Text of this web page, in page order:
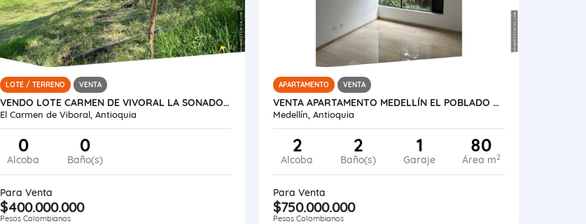
LOTE / TERRENO VENTA
VENDO LOTE CARMEN DE VIVORAL LA SONADORA
El Carmen de Viboral, Antioquia
0
Alcoba
0
Baño(s)
Para Venta
$400.000.000
Pesos Colombianos
APARTAMENTO VENTA
VENTA APARTAMENTO MEDELLÍN EL POBLADO EL TESORO
Medellín, Antioquia
2
Alcoba
2
Baño(s)
1
Garaje
80
Área m2
Para Venta
$750.000.000
Pesos Colombianos